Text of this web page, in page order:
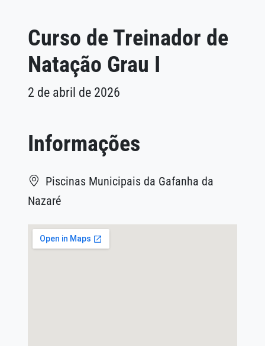
Curso de Treinador de
Natação Grau I
2 de abril de 2026
Informações
Piscinas Municipais da Gafanha da
Nazaré